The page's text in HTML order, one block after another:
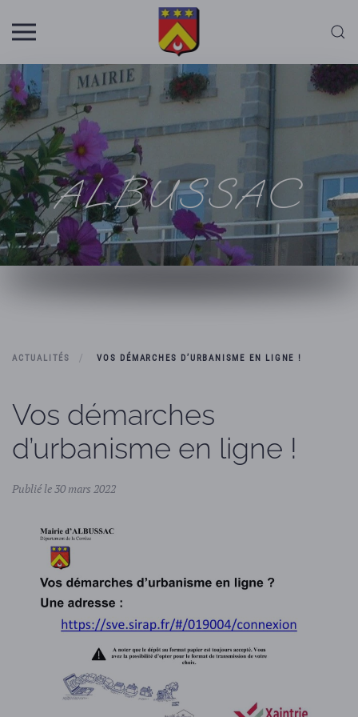
Skip to main content
ALBUSSAC
ACTUALITÉS VOS DÉMARCHES D’URBANISME EN LIGNE !
Vos démarches
d’urbanisme en ligne !
Publié le 30 mars 2022